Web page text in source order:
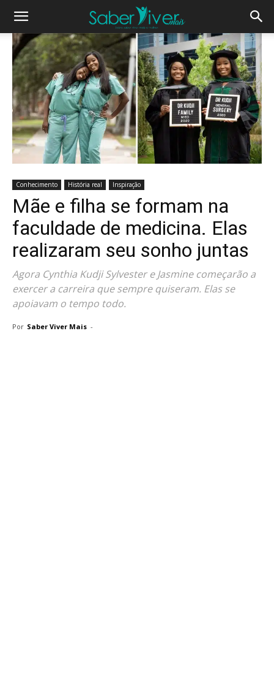
Conhecimento História real Inspiração
Mãe e filha se formam na
faculdade de medicina. Elas
realizaram seu sonho juntas
Agora Cynthia Kudji Sylvester e Jasmine começarão a
exercer a carreira que sempre quiseram. Elas se
apoiavam o tempo todo.
Por Saber Viver Mais -